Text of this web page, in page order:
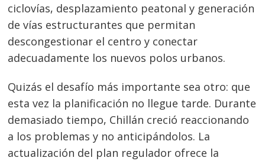
ciclovías, desplazamiento peatonal y generación
de vías estructurantes que permitan
descongestionar el centro y conectar
adecuadamente los nuevos polos urbanos.
Quizás el desafío más importante sea otro: que
esta vez la planificación no llegue tarde. Durante
demasiado tiempo, Chillán creció reaccionando
a los problemas y no anticipándolos. La
actualización del plan regulador ofrece la